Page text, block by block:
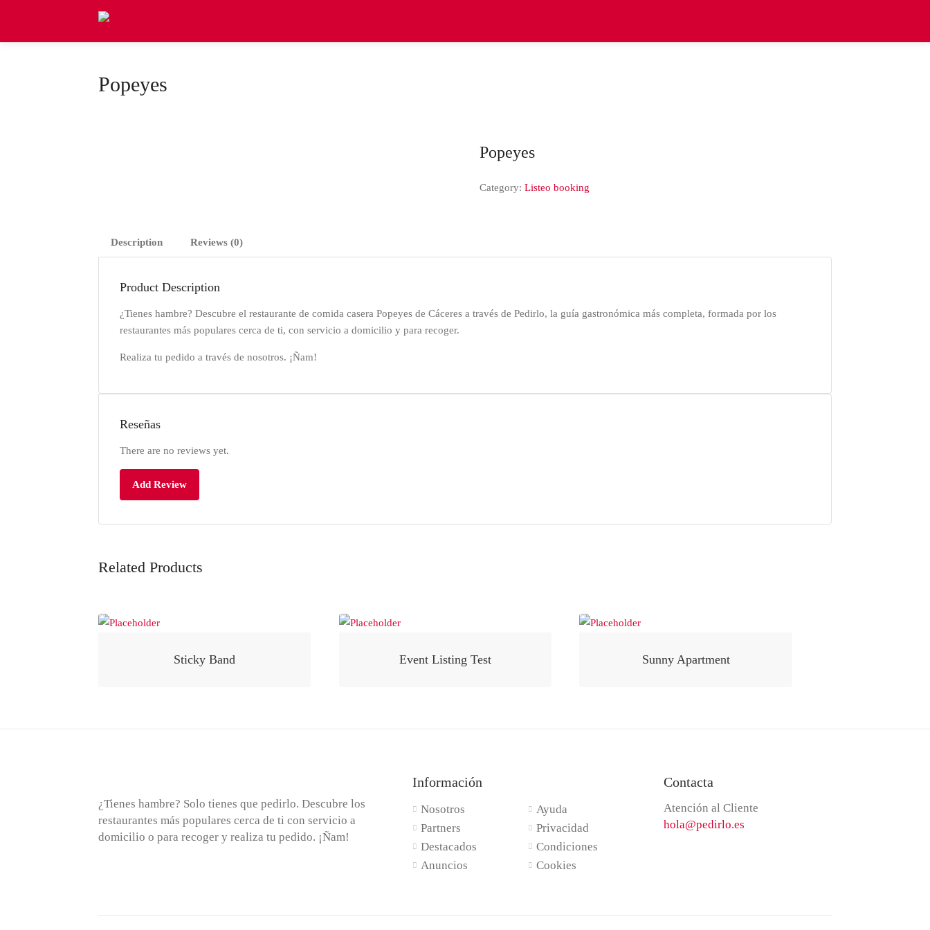
Popeyes
Popeyes
Category:Listeo booking
Description Reviews (0)
Product Description
¿Tienes hambre? Descubre el restaurante de comida casera Popeyes de Cáceres a través de Pedirlo, la guía gastronómica más completa, formada por los
restaurantes más populares cerca de ti, con servicio a domicilio y para recoger.
Realiza tu pedido a través de nosotros. ¡Ñam!
Reseñas
There are no reviews yet.
Add Review
Related Products
Sticky Band Event Listing Test Sunny Apartment
¿Tienes hambre? Solo tienes que pedirlo. Descubre los
restaurantes más populares cerca de ti con servicio a
domicilio o para recoger y realiza tu pedido. ¡Ñam!
Información
Nosotros
Partners
Destacados
Anuncios
Ayuda
Privacidad
Condiciones
Cookies
Contacta
Atención al Cliente
hola@pedirlo.es